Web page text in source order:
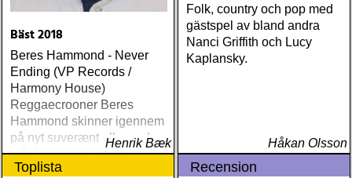
Bäst 2018
Beres Hammond - Never
Ending (VP Records /
Harmony House)
Reggaecrooner Beres
Hammond skinner igennem
på nyt suverænt album, der
måske er hans bedste
gennem tiderne
Henrik Bæk
Folk, country och pop med
gästspel av bland andra
Nanci Griffith och Lucy
Kaplansky.
Håkan Olsson
Toplista Recension